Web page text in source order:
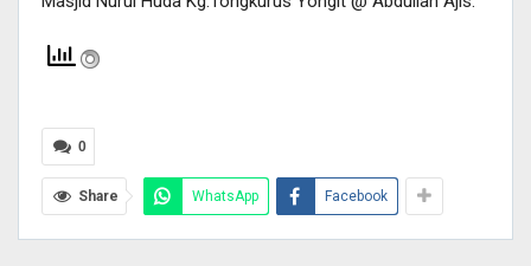
0
Share WhatsApp Facebook